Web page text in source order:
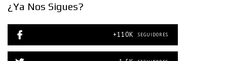
¿Ya Nos Sigues?
+110K SEGUIDORES